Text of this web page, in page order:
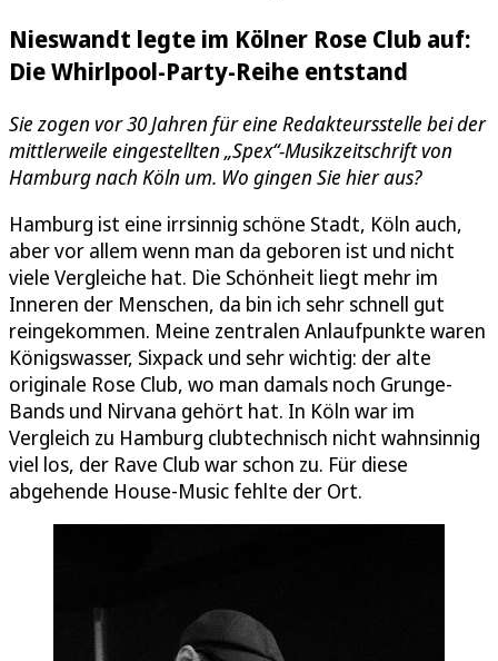
Nieswandt legte im Kölner Rose Club auf:
Die Whirlpool-Party-Reihe entstand
Sie zogen vor 30 Jahren für eine Redakteursstelle bei der
mittlerweile eingestellten „Spex“-Musikzeitschrift von
Hamburg nach Köln um. Wo gingen Sie hier aus?
Hamburg ist eine irrsinnig schöne Stadt, Köln auch,
aber vor allem wenn man da geboren ist und nicht
viele Vergleiche hat. Die Schönheit liegt mehr im
Inneren der Menschen, da bin ich sehr schnell gut
reingekommen. Meine zentralen Anlaufpunkte waren
Königswasser, Sixpack und sehr wichtig: der alte
originale Rose Club, wo man damals noch Grunge-
Bands und Nirvana gehört hat. In Köln war im
Vergleich zu Hamburg clubtechnisch nicht wahnsinnig
viel los, der Rave Club war schon zu. Für diese
abgehende House-Music fehlte der Ort.